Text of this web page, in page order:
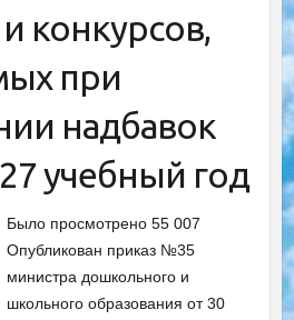
конкурсов,
при
надбавок
учебный год
Было просмотрено 55 007
Опубликован приказ №35
министра дошкольного и
школьного образования от 30